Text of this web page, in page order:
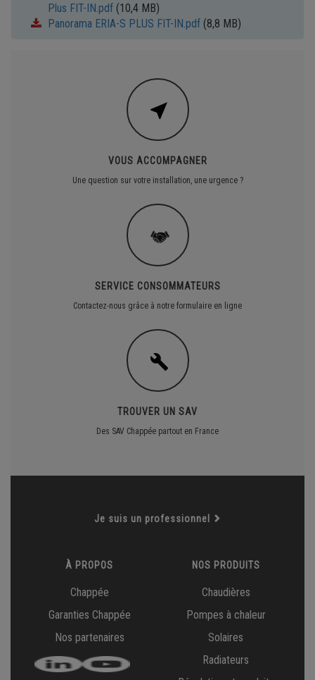
Plus FIT-IN.pdf (10,4 MB)
Panorama ERIA-S PLUS FIT-IN.pdf (8,8 MB)
VOUS ACCOMPAGNER
Une question sur votre installation, une urgence ?
SERVICE CONSOMMATEURS
Contactez-nous grâce à notre formulaire en ligne
TROUVER UN SAV
Des SAV Chappée partout en France
Je suis un professionnel
À PROPOS
Chappée
Garanties Chappée
Nos partenaires
NOS PRODUITS
Chaudières
Pompes à chaleur
Solaires
Radiateurs